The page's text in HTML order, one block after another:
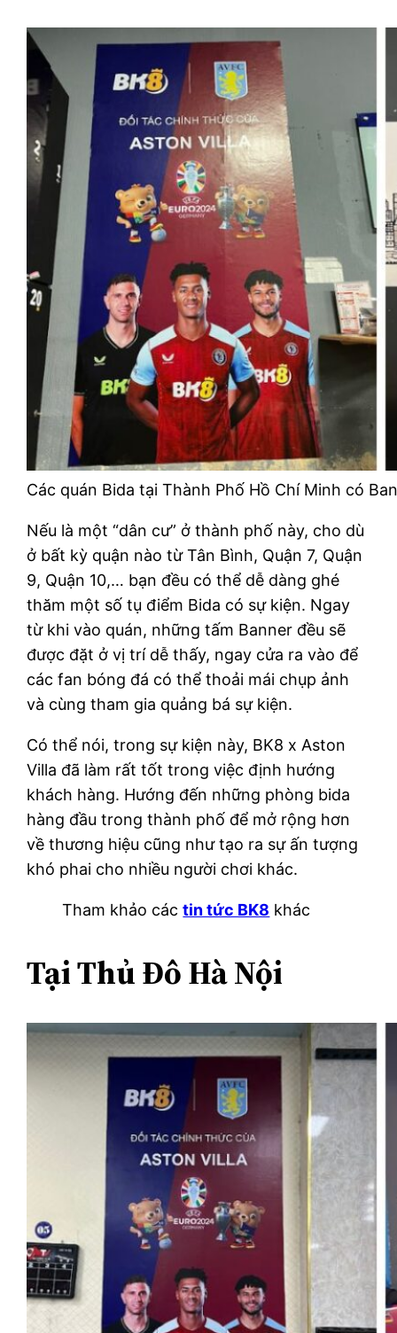
Các quán Bida tại Thành Phố Hồ Chí Minh có
Nếu là một “dân cư” ở thành phố này, cho dù
ở bất kỳ quận nào từ Tân Bình, Quận 7, Quận
9, Quận 10,… bạn đều có thể dễ dàng ghé
thăm một số tụ điểm Bida có sự kiện. Ngay
từ khi vào quán, những tấm Banner đều sẽ
được đặt ở vị trí dễ thấy, ngay cửa ra vào để
các fan bóng đá có thể thoải mái chụp ảnh
và cùng tham gia quảng bá sự kiện.
Có thể nói, trong sự kiện này, BK8 x Aston
Villa đã làm rất tốt trong việc định hướng
khách hàng. Hướng đến những phòng bida
hàng đầu trong thành phố để mở rộng hơn
về thương hiệu cũng như tạo ra sự ấn tượng
khó phai cho nhiều người chơi khác.
Tham khảo cáctin tức BK8 khác
Tại Thủ Đô Hà Nội